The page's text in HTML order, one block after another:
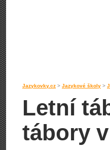
Jazykovky.cz > Jazykové školy >
Letní
tábory